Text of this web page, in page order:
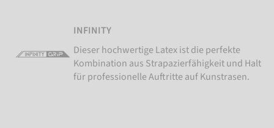
INFINITY
Dieser hochwertige Latex ist die perfekte
Kombination aus Strapazierfähigkeit und Halt
für professionelle Auftritte auf Kunstrasen.